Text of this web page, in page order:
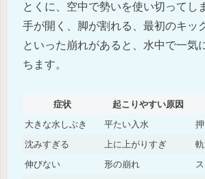
とくに、空中で勢いを使い切ってし
手が開く、脚が割れる、最初のキッ
といった崩れがあると、水中で一気
ちます。
症状 起こりやすい原因
大きな水しぶき
平たい入水
沈みすぎる
上に上がりすぎ
伸びない
形の崩れ